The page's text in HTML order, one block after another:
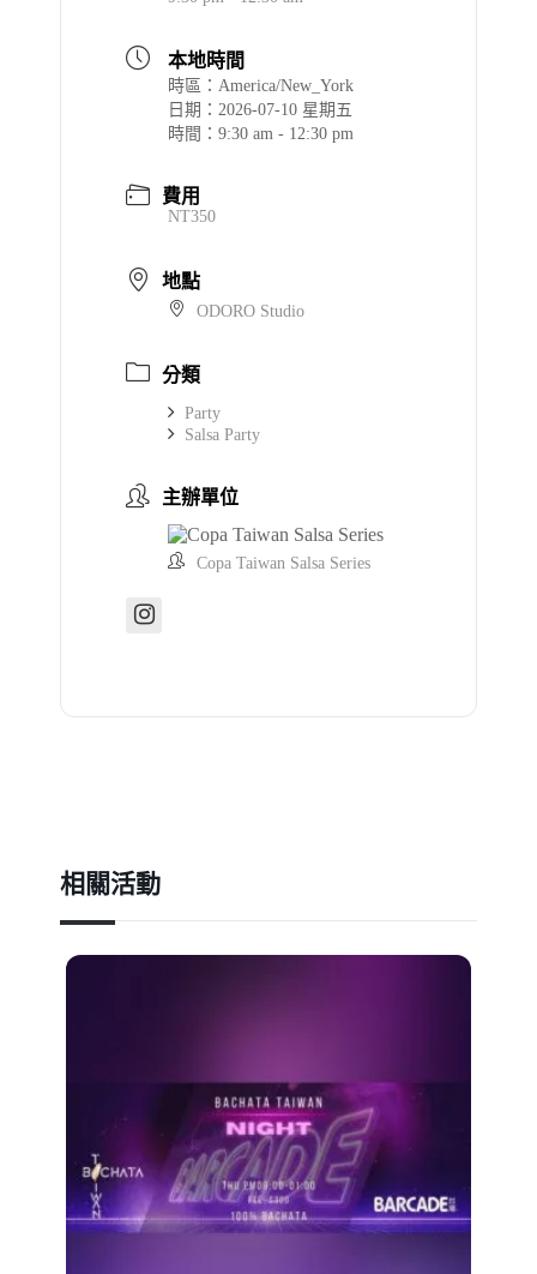
本地時間
時區： America/New_York
日期： 2026-07-10 星期五
時間： 9:30 am - 12:30 pm
費用
NT350
地點
ODORO Studio
分類
Party
Salsa Party
主辦單位
Copa Taiwan Salsa Series
相關活動